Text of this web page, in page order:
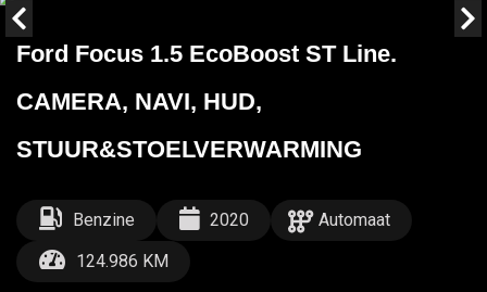
Ford Focus 1.5 EcoBoost ST Line.
CAMERA, NAVI, HUD,
STUUR&STOELVERWARMING
Benzine 2020
Automaat
124.986 KM